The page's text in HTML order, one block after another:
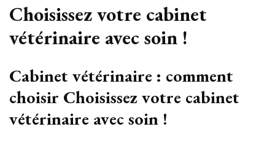
Choisissez votre cabinet
vétérinaire avec soin !
Cabinet vétérinaire : comment
choisir Choisissez votre cabinet
vétérinaire avec soin !